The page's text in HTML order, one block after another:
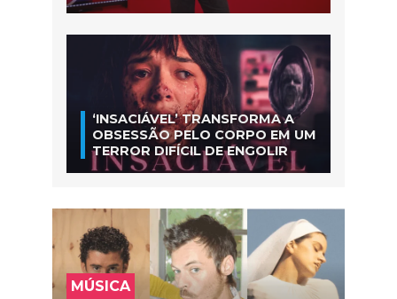
‘INSACIÁVEL’ TRANSFORMA A
OBSESSÃO PELO CORPO EM UM
TERROR DIFÍCIL DE ENGOLIR
MÚSICA